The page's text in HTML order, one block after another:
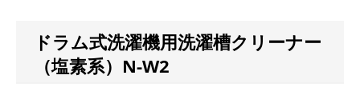
ドラム式洗濯機用洗濯槽クリーナー
（塩素系）N-W2